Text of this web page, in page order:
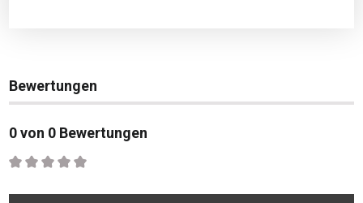
Bewertungen
0 von 0 Bewertungen
Durchschnittliche Bewertung von 0 von 5 Sternen